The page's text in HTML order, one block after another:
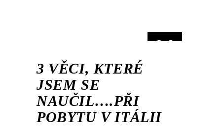
04
3 VĚCI, KTERÉ
JSEM SE
NAUČIL….PŘI
POBYTU V ITÁLII